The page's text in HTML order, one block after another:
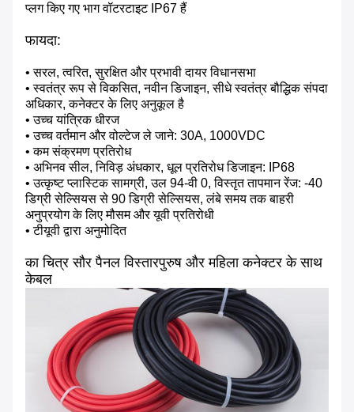
प्लग किए गए भाग वॉटरटाइट IP67 हैं
फायदा:
• सरल, त्वरित, सुरक्षित और प्रभावी दायर विधानसभा
• स्वतंत्र रूप से विकसित, नवीन डिजाइन, सीधे स्वतंत्र बौद्धिक संपदा
अधिकार, कनेक्टर के लिए अनुकूल है
• उच्च यांत्रिक धीरज
• उच्च वर्तमान और वोल्टेज ले जाने: 30A, 1000VDC
• कम संक्रमण प्रतिरोध
• अभिनव सील, निविड़ अंधकार, धूल प्रतिरोध डिजाइन: IP68
• उत्कृष्ट प्लास्टिक सामग्री, उल 94-वी 0, विस्तृत तापमान रेंज: -40
डिग्री सेल्सियस से 90 डिग्री सेल्सियस, लंबे समय तक बाहरी
अनुप्रयोग के लिए मौसम और यूवी प्रतिरोधी
• टीयूवी द्वारा अनुमोदित
का चित्रसौर पैनल विस्तारपुरुष और महिला कनेक्टर के साथ
केबल